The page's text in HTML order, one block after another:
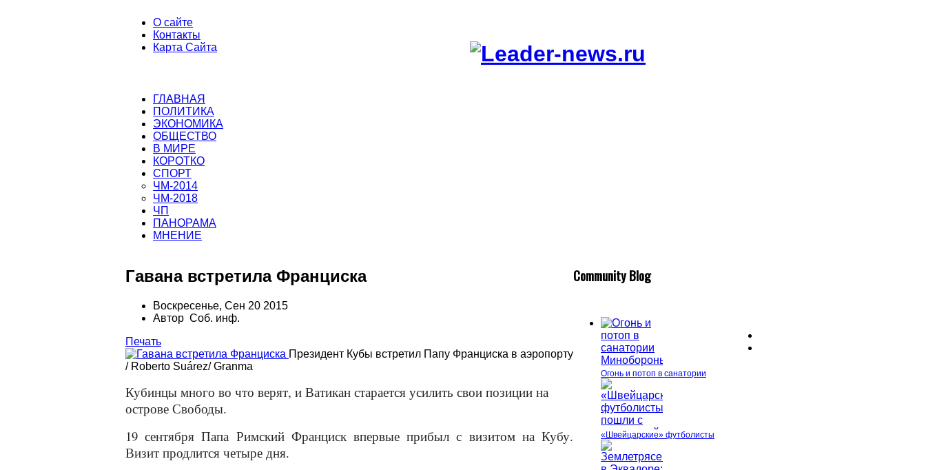
О сайте
Контакты
Карта Сайта
ГЛАВНАЯ
ПОЛИТИКА
ЭКОНОМИКА
ОБЩЕСТВО
В МИРЕ
КОРОТКО
СПОРТ
ЧМ-2014
ЧМ-2018
ЧП
ПАНОРАМА
МНЕНИЕ
Гавана встретила Франциска
Воскресенье, Сен 20 2015
Автор Соб. инф.
Печать
Президент Кубы встретил Папу Франциска в аэропорту
/ Roberto Suárez/ Granma
Кубинцы много во что верят, и Ватикан старается усилить свои позиции на
острове Свободы.
19 сентября Папа Римский Франциск впервые прибыл с визитом на Кубу.
Визит продлится четыре дня.
Community Blog
Огонь и потоп в санатории
«Швейцарские» футболисты